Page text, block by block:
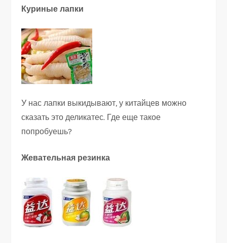
Куриные лапки
У нас лапки выкидывают, у китайцев можно
сказать это деликатес. Где еще такое
попробуешь?
Жевательная резинка